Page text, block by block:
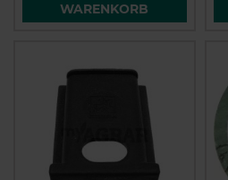
WARENKORB